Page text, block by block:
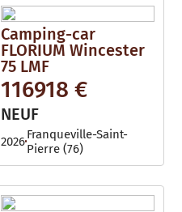
Camping-car
FLORIUM Wincester
75 LMF
116918 €
NEUF
2026Franqueville-Saint-
Pierre (76)